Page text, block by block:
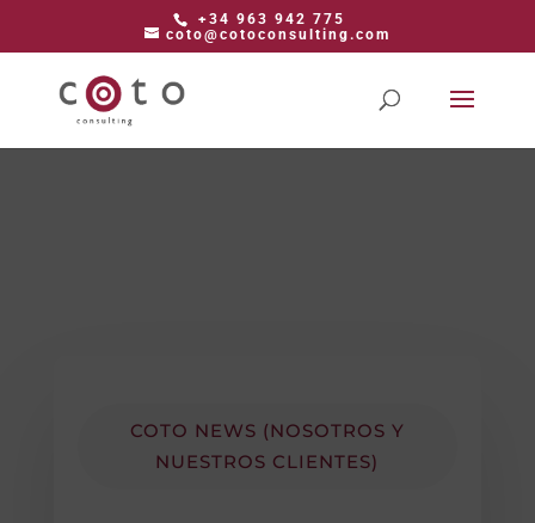
+34 963 942 775
coto@cotoconsulting.com
COTO NEWS (NOSOTROS Y
NUESTROS CLIENTES)